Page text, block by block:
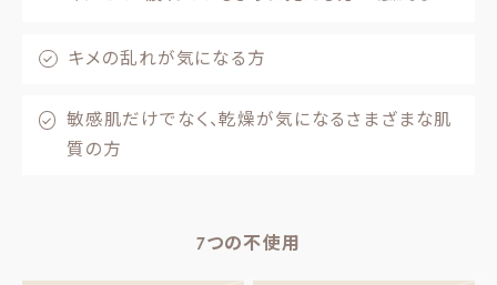
キメの乱れが気になる方
敏感肌だけでなく、乾燥が気になるさまざまな肌
質の方
7つの不使用